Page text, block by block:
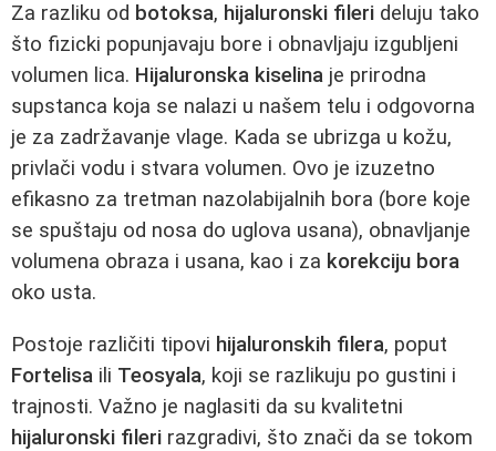
Za razliku od botoksa, hijaluronski fileri deluju tako
što fizicki popunjavaju bore i obnavljaju izgubljeni
volumen lica. Hijaluronska kiselina je prirodna
supstanca koja se nalazi u našem telu i odgovorna
je za zadržavanje vlage. Kada se ubrizga u kožu,
privlači vodu i stvara volumen. Ovo je izuzetno
efikasno za tretman nazolabijalnih bora (bore koje
se spuštaju od nosa do uglova usana), obnavljanje
volumena obraza i usana, kao i za korekciju bora
oko usta.
Postoje različiti tipovi hijaluronskih filera, poput
Fortelisa ili Teosyala, koji se razlikuju po gustini i
trajnosti. Važno je naglasiti da su kvalitetni
hijaluronski fileri razgradivi, što znači da se tokom